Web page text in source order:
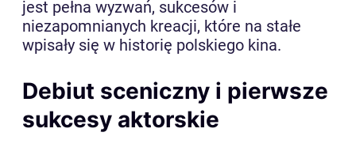
jest pełna wyzwań, sukcesów i
niezapomnianych kreacji, które na stałe
wpisały się w historię polskiego kina.
Debiut sceniczny i pierwsze
sukcesy aktorskie